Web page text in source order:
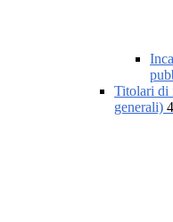
Titolari di
generali) 4